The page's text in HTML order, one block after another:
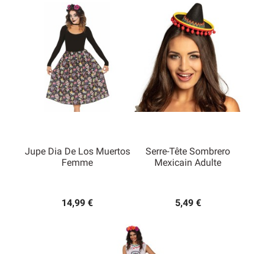
Jupe Dia De Los Muertos
Femme
14,99 €
Serre-Tête Sombrero
Mexicain Adulte
5,49 €